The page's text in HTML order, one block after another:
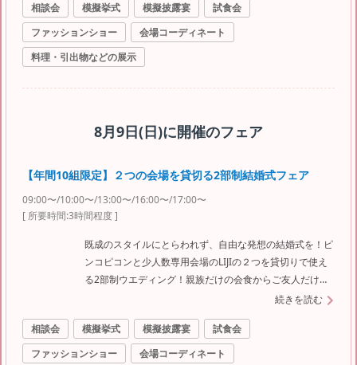
相談会 模擬挙式 模擬披露宴
試食会
ファッションショー
会場コーディネート
料理・引出物などの展示
8月9日(日)に開催のフェア
【年間10組限定】２つの会場を貸切る2部制結婚式フェア
09:00〜/10:00〜/13:00〜/16:00〜/17:00〜
[ 所要時間:3時間程度]
既成のスタイルにとらわれず、自由な発想の結婚式を！ピ
ンコピコンと少人数専用会場のLIJIの２つを貸切りで使え
る2部制ウエディング！親族だけの会食からご友人だけの
披露パーティーや二次会まで使い方は様々！続きを読む
相談会 模擬挙式 模擬披露宴
試食会
ファッションショー
会場コーディネート